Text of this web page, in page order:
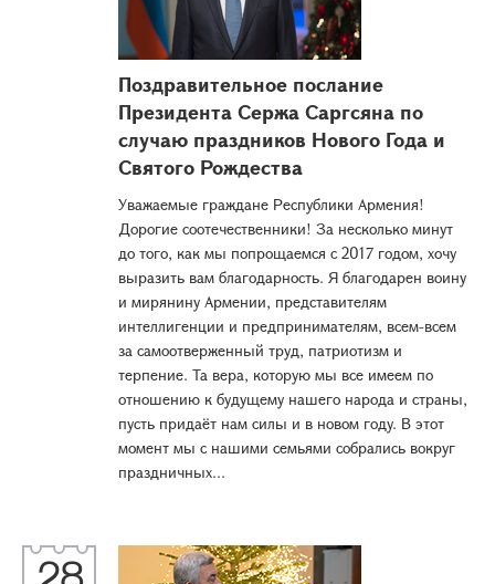
Поздравительное послание
Президента Сержа Саргсяна по
случаю праздников Нового Года и
Святого Рождества
Уважаемые граждане Республики Армения!
Дорогие соотечественники! За несколько минут
до того, как мы попрощаемся с 2017 годом, хочу
выразить вам благодарность. Я благодарен воину
и мирянину Армении, представителям
интеллигенции и предпринимателям, всем-всем
за самоотверженный труд, патриотизм и
терпение. Та вера, которую мы все имеем по
отношению к будущему нашего народа и страны,
пусть придаёт нам силы и в новом году. В этот
момент мы с нашими семьями собрались вокруг
праздничных...